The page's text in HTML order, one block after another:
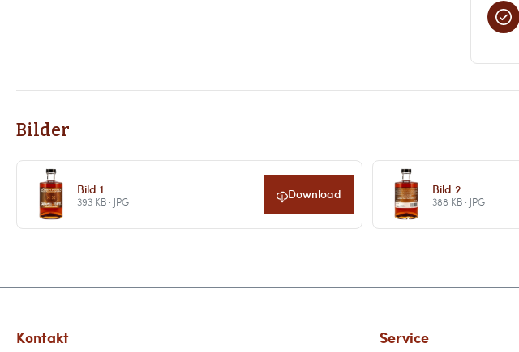
Bilder
Bild 1
393 KB · JPG Download Bild 2
388 KB · JPG
Kontakt Service